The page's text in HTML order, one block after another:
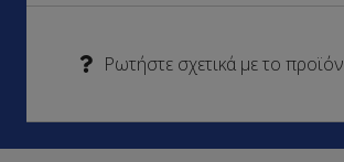
Ρωτήστε σχετικά με το προϊόν